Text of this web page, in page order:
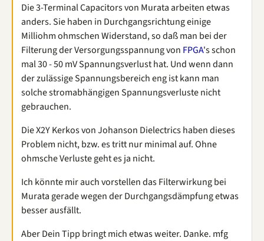
Die 3-Terminal Capacitors von Murata arbeiten etwas
anders. Sie haben in Durchgangsrichtung einige
Milliohm ohmschen Widerstand, so daß man bei der
Filterung der Versorgungsspannung von FPGA's schon
mal 30 - 50 mV Spannungsverlust hat. Und wenn dann
der zulässige Spannungsbereich eng ist kann man
solche stromabhängigen Spannungsverluste nicht
gebrauchen.
Die X2Y Kerkos von Johanson Dielectrics haben dieses
Problem nicht, bzw. es tritt nur minimal auf. Ohne
ohmsche Verluste geht es ja nicht.
Ich könnte mir auch vorstellen das Filterwirkung bei
Murata gerade wegen der Durchgangsdämpfung etwas
besser ausfällt.
Aber Dein Tipp bringt mich etwas weiter. Danke. mfg